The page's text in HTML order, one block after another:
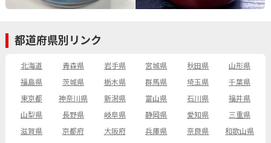
都道府県別リンク
北海道 青森県 岩手県 宮城県 秋田県
山形県
福島県
茨城県 栃木県 群馬県 埼玉県
千葉県
東京都
神奈川県 新潟県 富山県 石川県
福井県
山梨県
長野県 岐阜県 静岡県 愛知県
三重県
滋賀県
京都府 大阪府 兵庫県 奈良県
和歌山県